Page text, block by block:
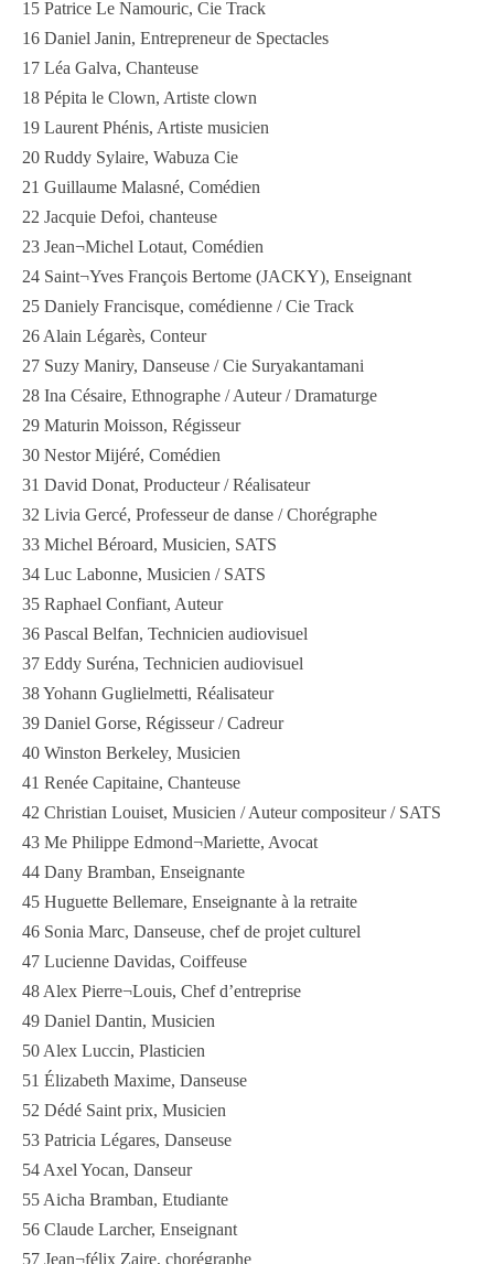
15 Patrice Le Namouric, Cie Track
16 Daniel Janin, Entrepreneur de Spectacles
17 Léa Galva, Chanteuse
18 Pépita le Clown, Artiste clown
19 Laurent Phénis, Artiste musicien
20 Ruddy Sylaire, Wabuza Cie
21 Guillaume Malasné, Comédien
22 Jacquie Defoi, chanteuse
23 Jean¬Michel Lotaut, Comédien
24 Saint¬Yves François Bertome (JACKY), Enseignant
25 Daniely Francisque, comédienne / Cie Track
26 Alain Légarès, Conteur
27 Suzy Maniry, Danseuse / Cie Suryakantamani
28 Ina Césaire, Ethnographe / Auteur / Dramaturge
29 Maturin Moisson, Régisseur
30 Nestor Mijéré, Comédien
31 David Donat, Producteur / Réalisateur
32 Livia Gercé, Professeur de danse / Chorégraphe
33 Michel Béroard, Musicien, SATS
34 Luc Labonne, Musicien / SATS
35 Raphael Confiant, Auteur
36 Pascal Belfan, Technicien audiovisuel
37 Eddy Suréna, Technicien audiovisuel
38 Yohann Guglielmetti, Réalisateur
39 Daniel Gorse, Régisseur / Cadreur
40 Winston Berkeley, Musicien
41 Renée Capitaine, Chanteuse
42 Christian Louiset, Musicien / Auteur compositeur / SATS
43 Me Philippe Edmond¬Mariette, Avocat
44 Dany Bramban, Enseignante
45 Huguette Bellemare, Enseignante à la retraite
46 Sonia Marc, Danseuse, chef de projet culturel
47 Lucienne Davidas, Coiffeuse
48 Alex Pierre¬Louis, Chef d’entreprise
49 Daniel Dantin, Musicien
50 Alex Luccin, Plasticien
51 Élizabeth Maxime, Danseuse
52 Dédé Saint prix, Musicien
53 Patricia Légares, Danseuse
54 Axel Yocan, Danseur
55 Aicha Bramban, Etudiante
56 Claude Larcher, Enseignant
57 Jean¬félix Zaire, chorégraphe